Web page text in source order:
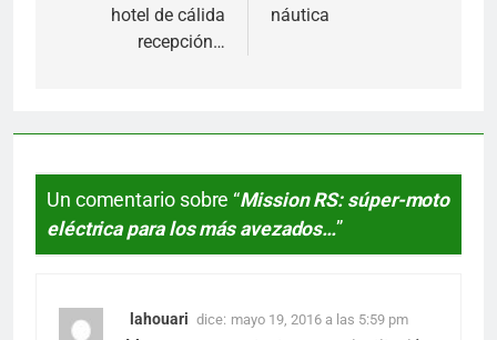
hotel de cálida
recepción…
náutica
Un comentario sobre “Mission RS: súper-moto
eléctrica para los más avezados…”
lahouari dice: mayo 19, 2016 a las 5:59 pm